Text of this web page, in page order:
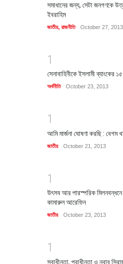
সমাধানের জন্য, সেটা জনগণকে
ইবরাহিম
জাতীয়, রাজনীতি October 27, 2013
1
সেনাবাহিনীকে ইসলামী ব্যাংকের
অর্থনীতি October 23, 2013
1
আমি মার্জনা ঘোষণা করছি : বেগম
জাতীয় October 21, 2013
1
উৎসব আর পারস্পরিক
কামারুল আরেফিন
জাতীয় October 23, 2013
1
স্বাধীনতা, পরাধীনতা ও নবাব